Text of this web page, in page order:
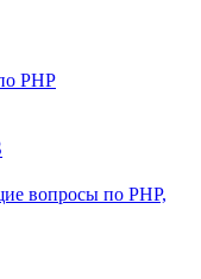
PHP
вопросы по PHP,